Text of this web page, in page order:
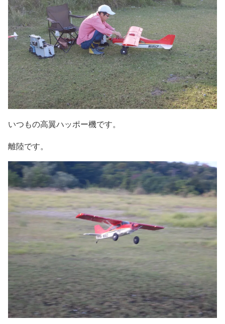
いつもの高翼ハッポー機です。
離陸です。